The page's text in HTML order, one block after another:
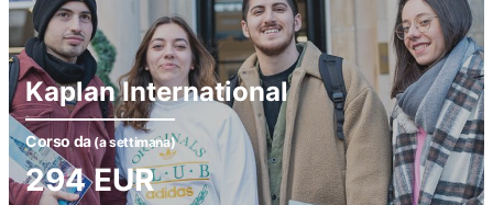
Kaplan International
Corso da(a settimana)
294EUR